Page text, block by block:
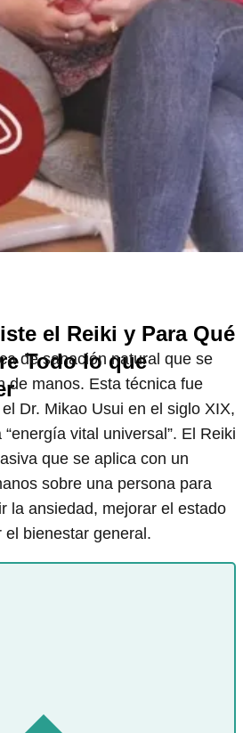
el Reiki y Para Qué
Todo lo que
de sanación natural que se
de manos. Esta técnica fue
Dr. Mikao Usui en el siglo XIX,
vital universal”. El Reiki
que se aplica con un
sobre una persona para
la ansiedad, mejorar el estado
bienestar general.